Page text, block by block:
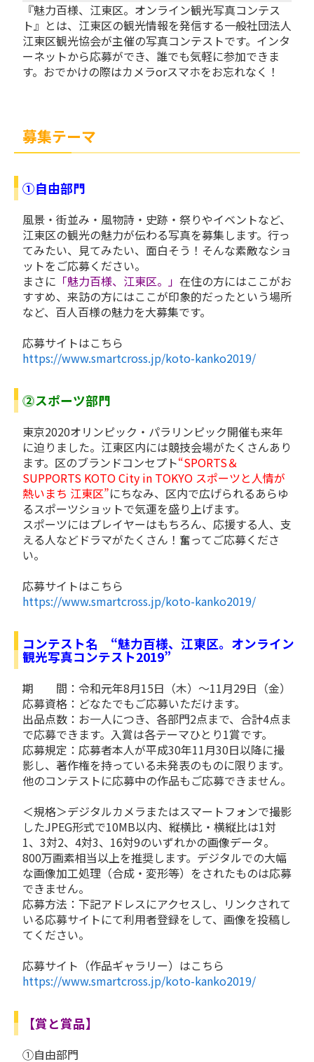
『魅力百様、江東区。オンライン観光写真コンテス
ト』とは、江東区の観光情報を発信する一般社団法人
江東区観光協会が主催の写真コンテストです。インタ
ーネットから応募ができ、誰でも気軽に参加できま
す。おでかけの際はカメラorスマホをお忘れなく！
募集テーマ
①自由部門
風景・街並み・風物詩・史跡・祭りやイベントなど、
江東区の観光の魅力が伝わる写真を募集します。行っ
てみたい、見てみたい、面白そう！そんな素敵なショ
ットをご応募ください。
まさに 「魅力百様、江東区。」 在住の方にはここがお
すすめ、来訪の方にはここが印象的だったという場所
など、百人百様の魅力を大募集です。
応募サイトはこちら
https://www.smartcross.jp/koto-kanko2019/
⓶スポーツ部門
東京2020オリンピック・パラリンピック開催も来年
に迫りました。江東区内には競技会場がたくさんあり
ます。区のブランドコンセプト“SPORTS＆
SUPPORTS KOTO City in TOKYO スポーツと人情が
熱いまち 江東区”にちなみ、区内で広げられるあらゆ
るスポーツショットで気運を盛り上げます。
スポーツにはプレイヤーはもちろん、応援する人、支
える人などドラマがたくさん！奮ってご応募くださ
い。
応募サイトはこちら
https://www.smartcross.jp/koto-kanko2019/
コンテスト名 “魅力百様、江東区。オンライン
観光写真コンテスト2019”
期 間：令和元年8月15日（木）～11月29日（金）
応募資格：どなたでもご応募いただけます。
出品点数：お一人につき、各部門2点まで、合計4点ま
で応募できます。入賞は各テーマひとり1賞です。
応募規定：応募者本人が平成30年11月30日以降に撮
影し、著作権を持っている未発表のものに限ります。
他のコンテストに応募中の作品もご応募できません。
＜規格＞デジタルカメラまたはスマートフォンで撮影
したJPEG形式で10MB以内、縦横比・横縦比は1対
1、3対2、4対3、16対9のいずれかの画像データ。
800万画素相当以上を推奨します。デジタルでの大幅
な画像加工処理（合成・変形等）をされたものは応募
できません。
応募方法：下記アドレスにアクセスし、リンクされて
いる応募サイトにて利用者登録をして、画像を投稿し
てください。
応募サイト （作品ギャラリー） はこちら
https://www.smartcross.jp/koto-kanko2019/
【賞と賞品】
①自由部門